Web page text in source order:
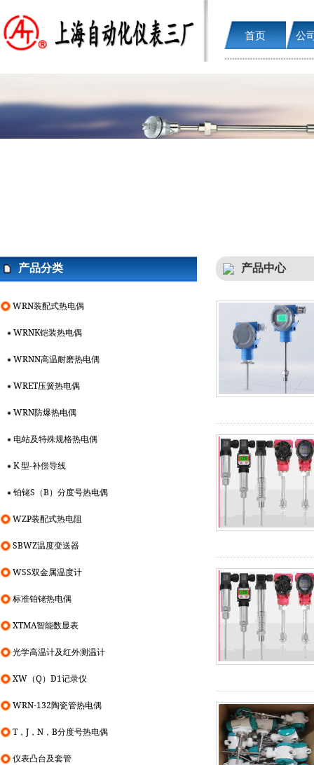
首页 公
产品分类
WRN装配式热电偶
WRNK铠装热电偶
WRNN高温耐磨热电偶
WRET压簧热电偶
WRN防爆热电偶
电站及特殊规格热电偶
K 型-补偿导线
铂铑S（B）分度号热电偶
WZP装配式热电阻
SBWZ温度变送器
WSS双金属温度计
标准铂铑热电偶
XTMA智能数显表
光学高温计及红外测温计
XW（Q）D1记录仪
WRN-132陶瓷管热电偶
T，J，N，B分度号热电偶
仪表凸台及套管
产品中心